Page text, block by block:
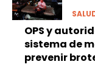
OPS y
sistema de
prevenir